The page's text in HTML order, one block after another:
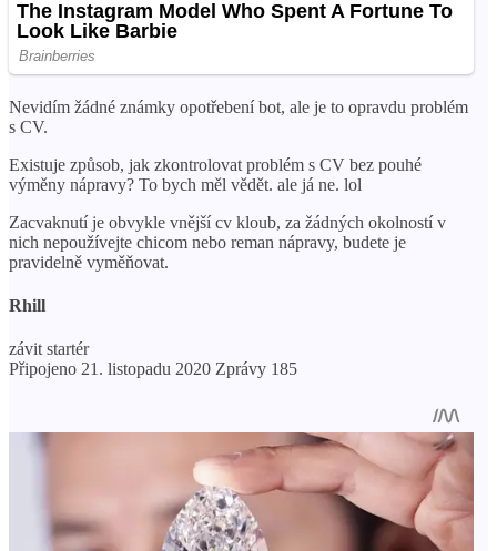
Nevidím žádné známky opotřebení bot, ale je to opravdu problém
s CV.
Existuje způsob, jak zkontrolovat problém s CV bez pouhé
výměny nápravy? To bych měl vědět. ale já ne. lol
Zacvaknutí je obvykle vnější cv kloub, za žádných okolností v
nich nepoužívejte chicom nebo reman nápravy, budete je
pravidelně vyměňovat.
Rhill
závit startér
Připojeno 21. listopadu 2020 Zprávy 185